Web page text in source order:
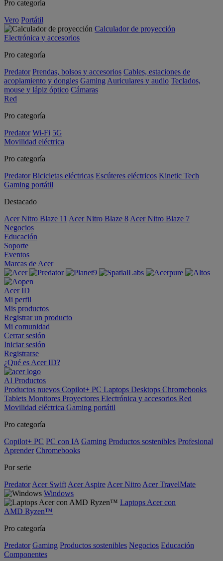
Pro categoría
Vero Portátil
Calculador de proyección
Electrónica y accesorios
Pro categoría
Predator Prendas, bolsos y accesorios Cables, estaciones de
acoplamiento y dongles Gaming Auriculares y audio Teclados,
mouse y lápiz óptico Cámaras
Red
Pro categoría
Predator Wi-Fi 5G
Movilidad eléctrica
Pro categoría
Predator Bicicletas eléctricas Escúteres eléctricos Kinetic Tech
Gaming portátil
Destacado
Acer Nitro Blaze 11 Acer Nitro Blaze 8 Acer Nitro Blaze 7
Negocios
Educación
Soporte
Eventos
Marcas de Acer
Acer ID
Mi perfil
Mis productos
Registrar un producto
Mi comunidad
Cerrar sesión
Iniciar sesión
Registrarse
¿Qué es Acer ID?
AI Productos
Productos nuevos Copilot+ PC Laptops Desktops Chromebooks
Tablets Monitores Proyectores Electrónica y accesorios Red
Movilidad eléctrica Gaming portátil
Pro categoría
Copilot+ PC PC con IA Gaming Productos sostenibles Profesional
Aprender Chromebooks
Por serie
Predator Acer Swift Acer Aspire Acer Nitro Acer TravelMate
Windows
Laptops Acer con
AMD Ryzen™
Pro categoría
Predator Gaming Productos sostenibles Negocios Educación
Componentes